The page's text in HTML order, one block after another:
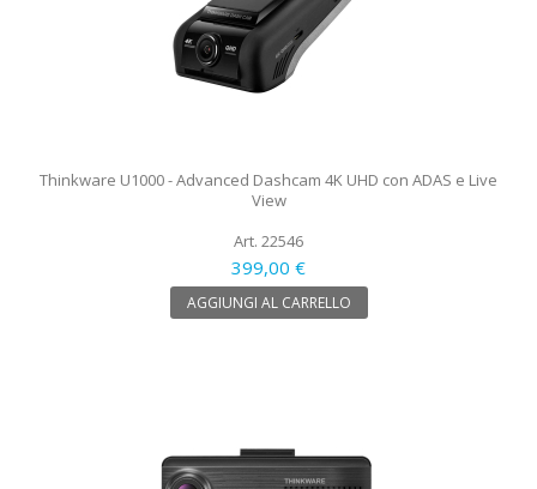
Thinkware U1000 - Advanced Dashcam 4K UHD con ADAS e Live
View
Art. 22546
399,00 €
AGGIUNGI AL CARRELLO